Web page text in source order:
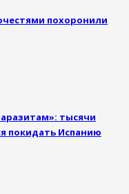
похоронили
тысячи
покидать Испанию